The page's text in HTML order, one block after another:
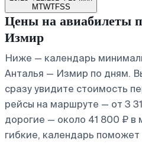
MTWTFSS
Цены на авиабилеты
Измир
Ниже — календарь
Анталья — Измир по дням.
сразу увидите стоимость
рейсы на маршруте — от 3
дорогие — около 41 800 ₽ в
гибкие, календарь